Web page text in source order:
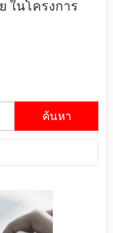
ในโครงการ
สำหรับ: